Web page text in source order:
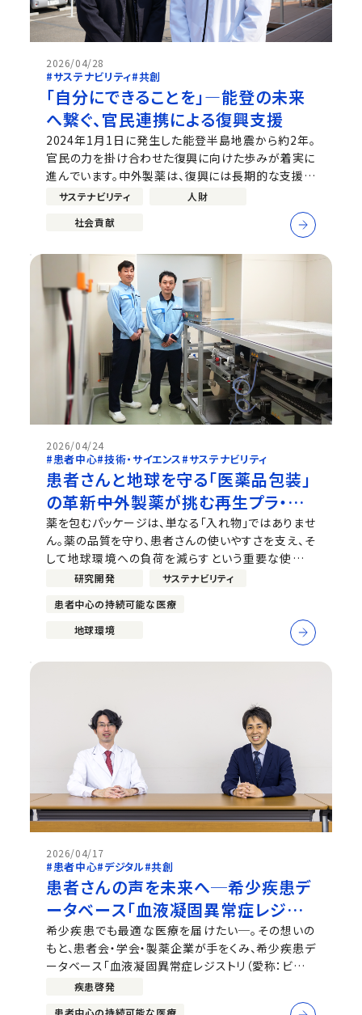
2026/04/28
#サステナビリティ#共創
「自分にできることを」―能登の未来
へ繋ぐ、官民連携による復興支援
2024年1月1日に発生した能登半島地震から約2年。
官民の力を掛け合わせた復興に向けた歩みが着実に
進んでいます。中外製薬は、復興には長期的な支援が
不可欠であると考え、2025年7月から「能登官民連携
復興センター」へ1年ごとに社員を派遣しています。今
回は、復興支援の最前線で実務をリードする中橋さん
サステナビリティ
人財
社会貢献
2026/04/24
#患者中心#技術・サイエンス#サステナビリティ
患者さんと地球を守る「医薬品包装」
の革新――中外製薬が挑む再生プラ・バ
イオマス材の実装と現場の挑戦
薬を包むパッケージは、単なる「入れ物」ではありませ
ん。薬の品質を守り、患者さんの使いやすさを支え、そ
して地球環境への負荷を減らすという重要な使命を
担っています。 中外製薬では、2019年から
クボトル」「アルミピロー」「シリンジブリスタートレイ」
という特にプラスチック...
研究開発
サステナビリティ
患者中心の持続可能な医療
地球環境
2026/04/17
#患者中心#デジタル#共創
患者さんの声を未来へ─希少疾患デ
ータベース「血液凝固異常症レジスト
リ」の挑戦
希少疾患でも最適な医療を届けたい─。その想いの
もと、患者会・学会・製薬企業が手をくみ、希少疾患デ
ータベース「血液凝固異常症レジストリ（愛称：ビーレ
ジ）」が2025年4月に運用を開始しました。開始から
約1年で約2,700名の患者さんが登録され、医療関係
疾患啓発
患者中心の持続可能な医療